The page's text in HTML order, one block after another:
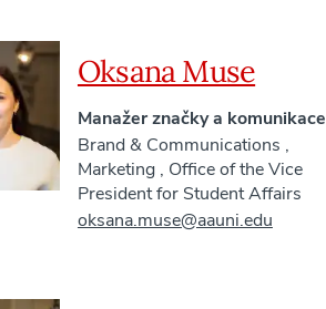
Oksana Muse
Manažer značky a komunikace
Brand & Communications ,
Marketing, Office of the Vice
President for Student Affairs
oksana.muse@aauni.edu